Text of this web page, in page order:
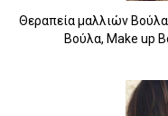
Θεραπεία μαλλιών
Βούλα, Make up